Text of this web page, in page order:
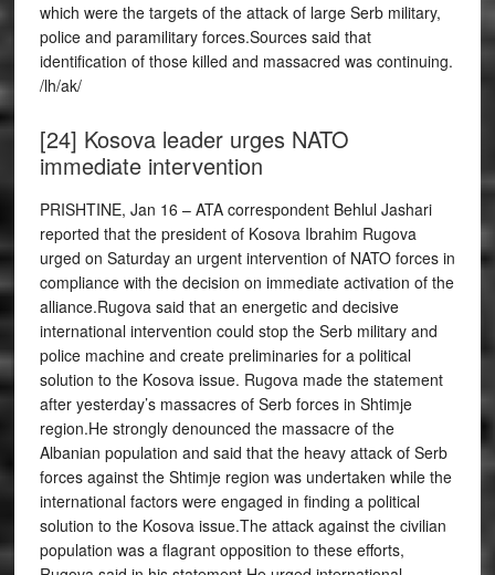
which were the targets of the attack of large Serb military,
police and paramilitary forces.Sources said that
identification of those killed and massacred was continuing.
/lh/ak/
[24] Kosova leader urges NATO
immediate intervention
PRISHTINE, Jan 16 – ATA correspondent Behlul Jashari
reported that the president of Kosova Ibrahim Rugova
urged on Saturday an urgent intervention of NATO forces in
compliance with the decision on immediate activation of the
alliance.Rugova said that an energetic and decisive
international intervention could stop the Serb military and
police machine and create preliminaries for a political
solution to the Kosova issue. Rugova made the statement
after yesterday’s massacres of Serb forces in Shtimje
region.He strongly denounced the massacre of the
Albanian population and said that the heavy attack of Serb
forces against the Shtimje region was undertaken while the
international factors were engaged in finding a political
solution to the Kosova issue.The attack against the civilian
population was a flagrant opposition to these efforts,